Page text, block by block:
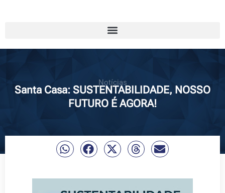
Notícias
Santa Casa: SUSTENTABILIDADE, NOSSO
FUTURO É AGORA!